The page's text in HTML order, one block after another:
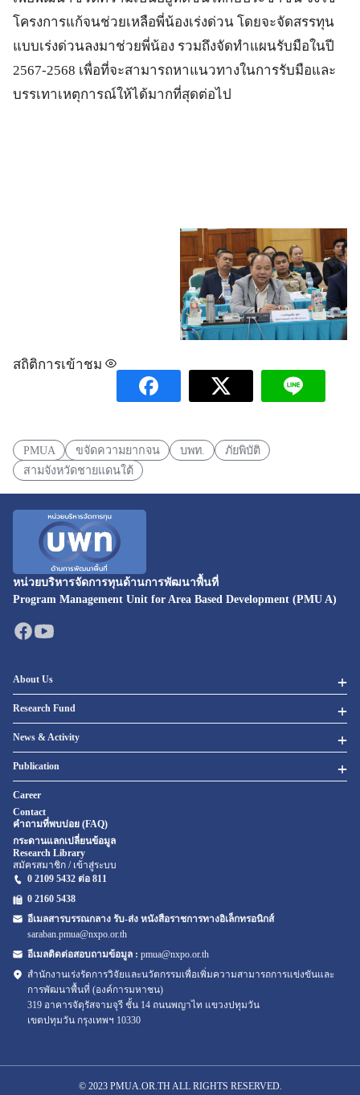
โครงการแก้จนช่วยเหลือพี่น้องเร่งด่วน โดยจะจัดสรรทุน
แบบเร่งด่วนลงมาช่วยพี่น้อง รวมถึงจัดทำแผนรับมือในปี
2567-2568 เพื่อที่จะสามารถหาแนวทางในการรับมือและ
บรรเทาเหตุการณ์ให้ได้มากที่สุดต่อไป
สถิติการเข้าชม
PMUA ขจัดความยากจน บพท.
ภัยพิบัติ
สามจังหวัดชายแดนใต้
หน่วยบริหารจัดการทุนด้านการพัฒนาพื้นที่
Program Management Unit for Area Based Development (PMU A)
About Us
Research Fund
News & Activity
Publication
Career
Contact
คำถามที่พบบ่อย (FAQ)
กระดานแลกเปลี่ยนข้อมูล
Research Library
สมัครสมาชิก / เข้าสู่ระบบ
0 2109 5432 ต่อ 811
0 2160 5438
อีเมลสารบรรณกลาง รับ-ส่ง หนังสือราชการทางอิเล็กทรอนิกส์
saraban.pmua@nxpo.or.th
อีเมลติดต่อสอบถามข้อมูล : pmua@nxpo.or.th
สำนักงานเร่งรัดการวิจัยและนวัตกรรมเพื่อเพิ่มความสามารถการแข่งขันและ
การพัฒนาพื้นที่ (องค์การมหาชน)
319 อาคารจัตุรัสจามจุรี ชั้น 14 ถนนพญาไท แขวงปทุมวัน
เขตปทุมวัน กรุงเทพฯ 10330
© 2023 PMUA.OR.TH ALL RIGHTS RESERVED.